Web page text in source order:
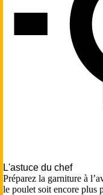
L'astuce du chef
Préparez la garniture à
le poulet soit encore plus